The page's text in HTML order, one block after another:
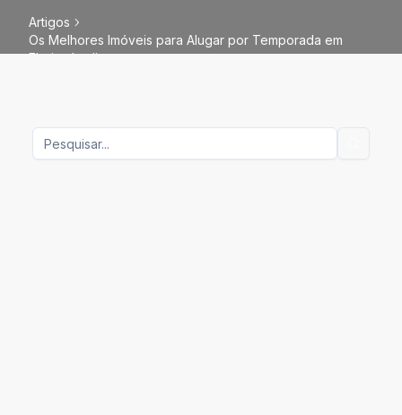
Artigos
Os Melhores Imóveis para Alugar por Temporada em
Florianópolis